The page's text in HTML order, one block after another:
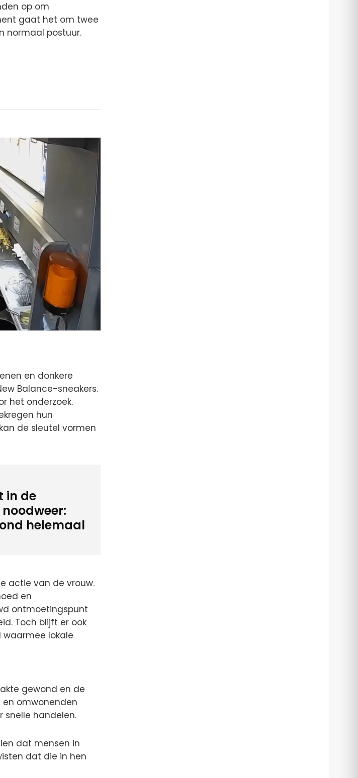
op om
gaat het om twee
normaal postuur.
en donkere
Balance-sneakers.
het onderzoek.
hun
de sleutel vormen
in de
helemaal
actie van de vrouw.
en
ontmoetingspunt
Toch blijft er ook
lokale
gewond en de
en omwonenden
snelle handelen.
dat mensen in
dat die in hen